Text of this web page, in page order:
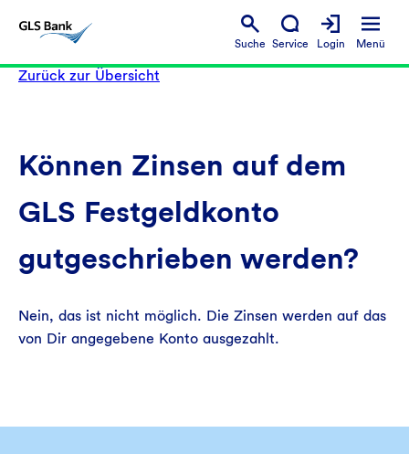
Suche Service Login Menü
Zurück zur Übersicht
Können Zinsen auf dem
GLS Festgeldkonto
gutgeschrieben werden?
Nein, das ist nicht möglich. Die Zinsen werden auf das
von Dir angegebene Konto ausgezahlt.